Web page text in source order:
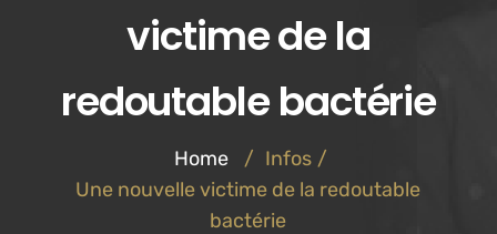
victime de la
redoutable bactérie
Home / Infos /
Une nouvelle victime de la redoutable
bactérie